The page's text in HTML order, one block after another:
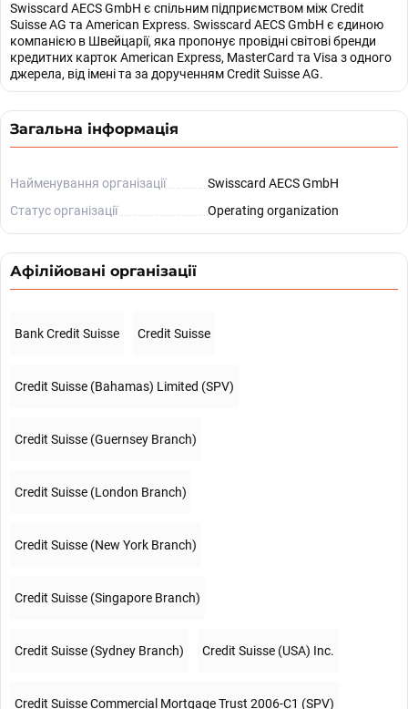
Swisscard AECS GmbH є спільним підприємством між Credit
Suisse AG та American Express. Swisscard AECS GmbH є єдиною
компанією в Швейцарії, яка пропонує провідні світові бренди
кредитних карток American Express, MasterCard та Visa з одного
джерела, від імені та за дорученням Credit Suisse AG.
Загальна інформація
Найменування організації
Swisscard AECS GmbH
Статус організації
Operating organization
Афілійовані організації
Bank Credit Suisse Credit Suisse
Credit Suisse (Bahamas) Limited (SPV)
Credit Suisse (Guernsey Branch)
Credit Suisse (London Branch)
Credit Suisse (New York Branch)
Credit Suisse (Singapore Branch)
Credit Suisse (Sydney Branch) Credit Suisse (USA) Inc.
Credit Suisse Commercial Mortgage Trust 2006-C1 (SPV)